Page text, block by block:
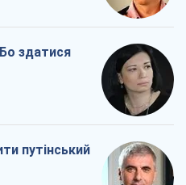
здатися
путінський